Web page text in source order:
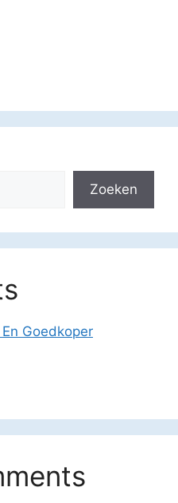
Zoeken
Goedkoper